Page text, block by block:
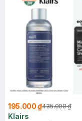
195.000 ₫435.000 ₫
Klairs